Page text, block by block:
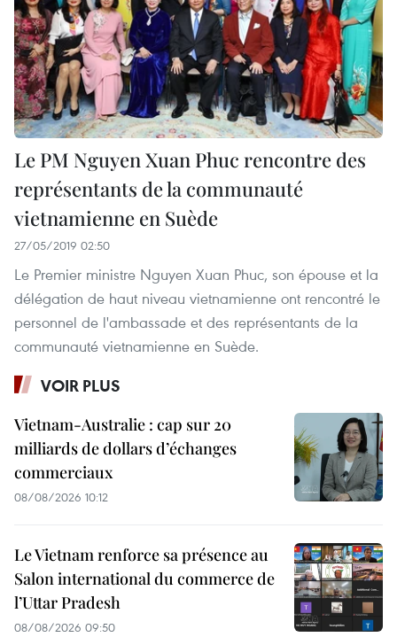
Le PM Nguyen Xuan Phuc rencontre des
représentants de la communauté
vietnamienne en Suède
27/05/2019 02:50
Le Premier ministre Nguyen Xuan Phuc, son épouse et la
délégation de haut niveau vietnamienne ont rencontré le
personnel de l'ambassade et des représentants de la
communauté vietnamienne en Suède.
VOIR PLUS
Vietnam-Australie : cap sur 20
milliards de dollars d’échanges
commerciaux
08/08/2026 10:12
Le Vietnam renforce sa présence au
Salon international du commerce de
l’Uttar Pradesh
08/08/2026 09:50